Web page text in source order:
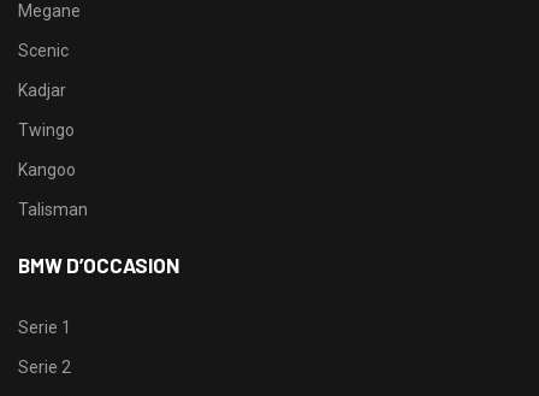
Megane
Scenic
Kadjar
Twingo
Kangoo
Talisman
BMW D’OCCASION
Serie 1
Serie 2